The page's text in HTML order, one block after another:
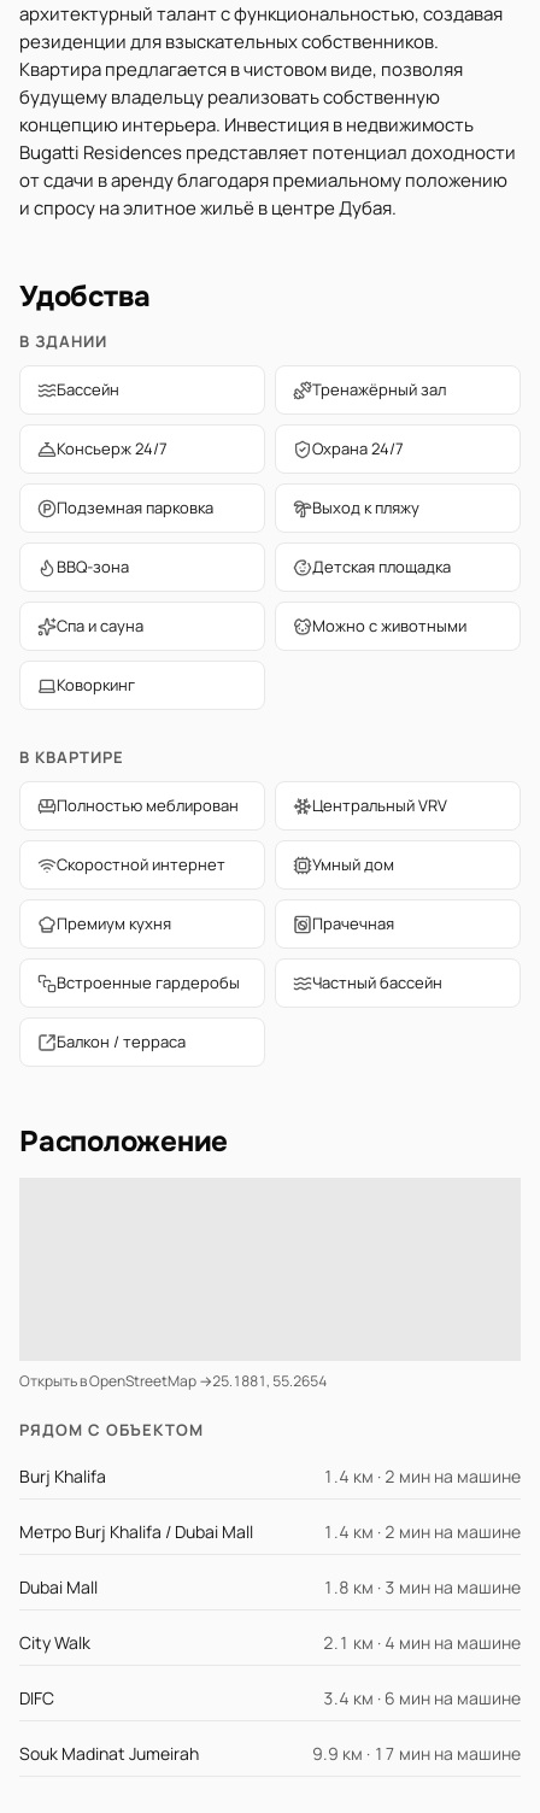
архитектурный талант с функциональностью, создавая
резиденции для взыскательных собственников.
Квартира предлагается в чистовом виде, позволяя
будущему владельцу реализовать собственную
концепцию интерьера. Инвестиция в недвижимость
Bugatti Residences представляет потенциал доходности
от сдачи в аренду благодаря премиальному положению
и спросу на элитное жильё в центре Дубая.
Удобства
В ЗДАНИИ
Бассейн Тренажёрный зал
Консьерж 24/7 Охрана 24/7
Подземная парковка Выход к пляжу
BBQ-зона Детская площадка
Спа и сауна Можно с животными
Коворкинг
В КВАРТИРЕ
Полностью меблирован Центральный VRV
Скоростной интернет Умный дом
Премиум кухня Прачечная
Встроенные гардеробы Частный бассейн
Балкон / терраса
Расположение
Открыть в OpenStreetMap →25.1881, 55.2654
РЯДОМ С ОБЪЕКТОМ
Burj Khalifa 1.4 км · 2 мин на машине
Метро Burj Khalifa / Dubai Mall 1.4 км · 2 мин на машине
Dubai Mall 1.8 км · 3 мин на машине
City Walk 2.1 км · 4 мин на машине
DIFC 3.4 км · 6 мин на машине
Souk Madinat Jumeirah 9.9 км · 17 мин на машине